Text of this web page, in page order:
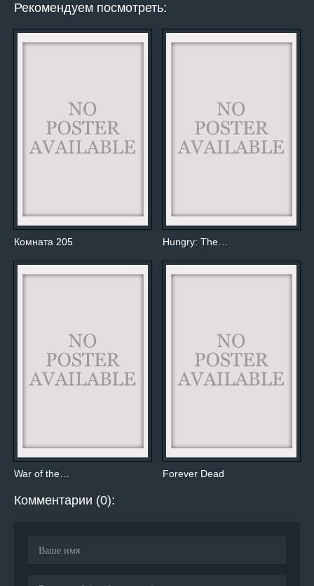
Рекомендуем посмотреть:
Комната 205 Hungry: The…
War of the… Forever Dead
Комментарии (0):